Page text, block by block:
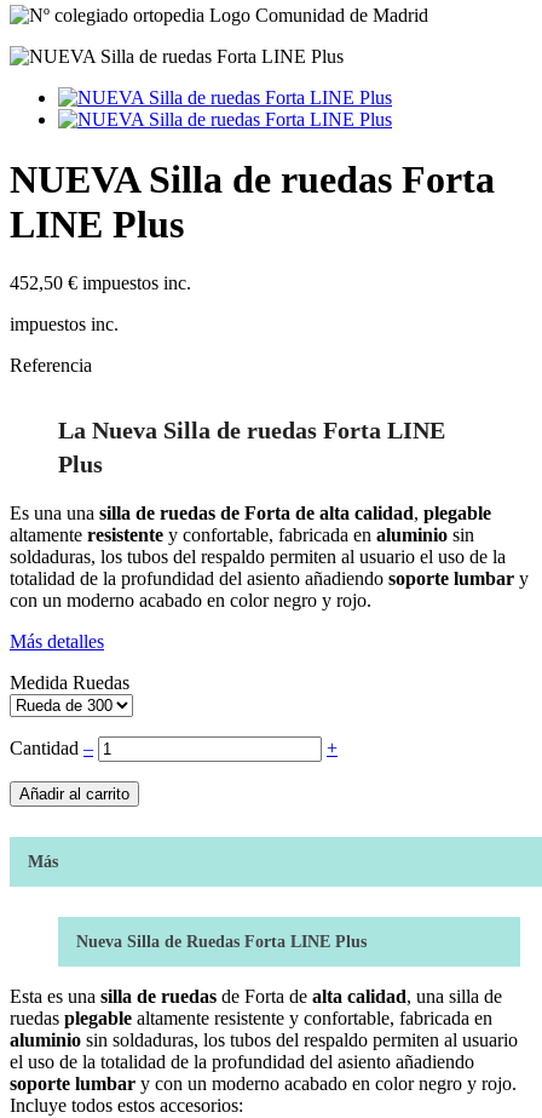
NUEVA Silla de ruedas Forta
LINE Plus
452,50 € impuestos inc.
impuestos inc.
Referencia
La Nueva Silla de ruedas Forta LINE
Plus
Es una una silla de ruedas de Forta de alta calidad, plegable
altamente resistente y confortable, fabricada en aluminio sin
soldaduras, los tubos del respaldo permiten al usuario el uso de la
totalidad de la profundidad del asiento añadiendo soporte lumbar y
con un moderno acabado en color negro y rojo.
Más detalles
Medida Ruedas
Cantidad ‒ +
Añadir al carrito
Más
Nueva Silla de Ruedas Forta LINE Plus
Esta es una silla de ruedas de Forta de alta calidad, una silla de
ruedas plegable altamente resistente y confortable, fabricada en
aluminio sin soldaduras, los tubos del respaldo permiten al usuario
el uso de la totalidad de la profundidad del asiento añadiendo
soporte lumbar y con un moderno acabado en color negro y rojo.
Incluye todos estos accesorios: